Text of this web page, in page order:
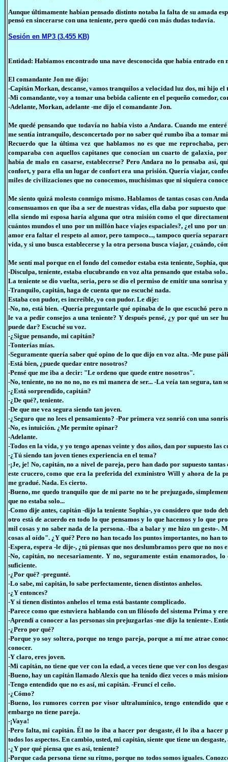
Aunque últimamente habían pensado distinto notaba la falta de su amada
pensó en sincerarse con una teniente, pero quedó con más dudas todavía.
Sesión en MP3 (3.455 KB)
Entidad: Habíamos encontrado una nave desconocida que había entrado
El comandante Jon me dijo:
-Capitán Morkan, descanse, vamos tranquilos a velocidad luz dos, mi hijo el
-Mi comandante, voy a tomar una bebida caliente en el pequeño comedor,
-Adelante, Morkan, adelante -me dijo el comandante Jon.
Me quedé pensando que todavía no había visto a Andara. Cuando me
me sentía intranquilo, desconcertado por no saber qué rumbo iba a tomar
Recuerdo que la última vez que hablamos no es que me reprochaba,
comparaba con aquellos capitanes que conocían un cuarto de galaxia,
había de malo en casarse, establecerse? Pero Andara no lo pensaba así,
confort, y para ella un lugar de confort era una prisión. Quería viajar,
miles de civilizaciones que no conocemos, muchísimas que ni siquiera
Me siento quizá molesto conmigo mismo. Hablamos de tantas cosas con
consensuamos en que iba a ser de nuestras vidas, ella daba por supuesto
ella siendo mi esposa haría alguna que otra misión como el que
cuántos mundos el uno por un millón hace viajes espaciales?, ¿el uno por
amor era faltar el respeto al amor, pero tampoco..., tampoco quería
vida, y si uno busca establecerse y la otra persona busca viajar, ¿cuándo,
Me sentí mal porque en el fondo del comedor estaba esta teniente, Sophía,
-Disculpa, teniente, estaba elucubrando en voz alta pensando que estaba
La teniente se dio vuelta, seria, pero se dio el permiso de emitir una sonrisa
-Tranquilo, capitán, haga de cuenta que no escuché nada.
Estaba con pudor, es increíble, yo con pudor. Le dije:
-No, no, está bien. -Quería preguntarle qué opinaba de lo que escuchó
le va a pedir consejos a una teniente? Y después pensé, ¿y por qué un ser
puede dar? Escuché su voz.
-¿Sigue pensando, mi capitán?
-Tonterías mías.
-Seguramente quería saber qué opino de lo que dijo en voz alta. -Me puse
-Está bien, ¿puede quedar entre nosotros?
-Pensé que me iba a decir: "Le ordeno que quede entre nosotros".
-No, teniente, no no no no, no es mi manera de ser... -La veía tan segura, tan
-¿Está sorprendido, capitán?
-¿De qué?, teniente.
-De que me vea segura siendo tan joven.
-¿Seguro que no lees el pensamiento? -Por primera vez sonrió con una
-No, es intuición. ¿Me permite opinar?
-Adelante.
-Todos en la vida, y yo tengo apenas veinte y dos años, dan por supuesto las
-¿Tú siendo tan joven tienes experiencia en el tema?
-¡Je, je! No, capitán, no a nivel de pareja, pero han dado por supuesto
este crucero, como que era la preferida del exministro Will y ahora de la
me gradué. Nada. Es cierto.
-Bueno, me quedo tranquilo que de mi parte no te he prejuzgado,
que no estaba solo...
-Como dije antes, capitán -dijo la teniente Sophía-, yo considero que todo
otro está de acuerdo en todo lo que pensamos y lo que hacemos y lo que
mil cosas y no saber nada de la persona. -Iba a balar y me hizo un gesto-.
cosas al oído". ¿Y qué? Pero no han tocado los puntos importantes, no han
-Espera, espera -le dije-, ¿tú piensas que nos deslumbramos pero que no
-No, capitán, no necesariamente. Y no, seguramente están enamorados,
suficiente.
-¿Por qué? -pregunté.
-Lo sabe, mi capitán, lo sabe perfectamente, tienen distintos anhelos.
-¿Y entonces?
-Y si tienen distintos anhelos el tema está bastante complicado.
-Parece como que estuviera hablando con un filósofo del sistema Prima y
-Aprendí a conocer a las personas sin prejuzgarlas -me dijo la teniente-.
-¿Pero por qué?
-Porque yo soy soltera, porque no tengo pareja, porque a mí me atrae
conocer.
-Y claro, eres joven.
-Mi capitán, no tiene que ver con la edad, a veces tiene que ver con los
-Bueno, hay un capitán llamado Alexis que ha tenido diez veces o más
-Tengo entendido que no es así, mi capitán. -Fruncí el ceño.
-¿Cómo?
-Bueno, los rumores corren por visor ultralumínico, tengo entendido
embargo no tiene pareja.
-¡Vaya!
-Pero falta, mi capitán. Él no lo iba a hacer por desgaste, él lo iba a hacer
todos los aspectos. En cambio, usted, mi capitán, siente que tiene un
-¿Y por qué piensa que es así, teniente?
-Porque cada persona tiene su ritmo, porque no todos somos iguales.